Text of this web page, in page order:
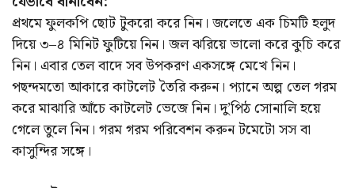
প্রথমে ফুলকপি ছোট টুকরো করে নিন। জলেতে এক চিমটি হলুদ
দিয়ে ৩–৪ মিনিট ফুটিয়ে নিন। জল ঝরিয়ে ভালো করে কুচি করে
নিন। এবার তেল বাদে সব উপকরণ একসঙ্গে মেখে নিন।
পছন্দমতো আকারে কাটলেট তৈরি করুন। প্যানে অল্প তেল গরম
করে মাঝারি আঁচে কাটলেট ভেজে নিন। দু’পিঠ সোনালি হয়ে
গেলে তুলে নিন। গরম গরম পরিবেশন করুন টমেটো সস বা
কাসুন্দির সঙ্গে।